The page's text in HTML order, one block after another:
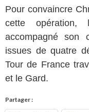
Pour convaincre
cette
accompagné son
issues de quatre
Tour de France
et le Gard.
Partager :